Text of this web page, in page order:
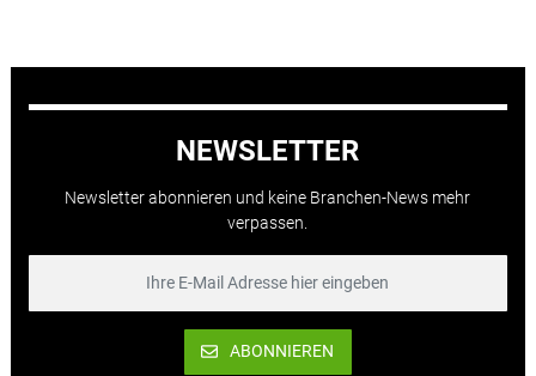
NEWSLETTER
Newsletter abonnieren und keine Branchen-News mehr
verpassen.
ABONNIEREN